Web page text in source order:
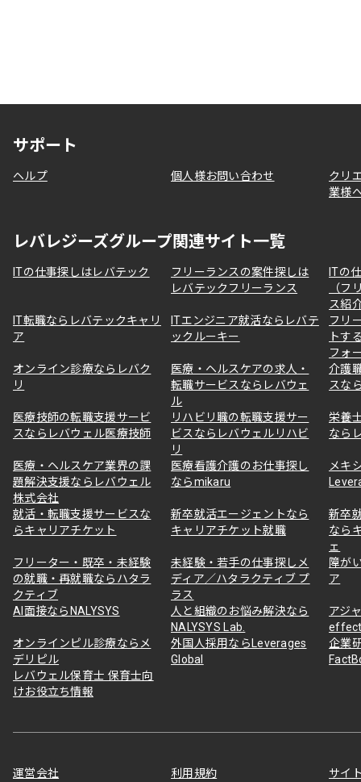
サポート
ヘルプ 個人様お問い合わせ
クリ
業様
レバレジーズグループ関連サイト一覧
ITの仕事探しはレバテック
フリーランスの案件探しは
レバテックフリーランス
ITの
（フ
ス紹
IT転職ならレバテックキャリ
ア
ITエンジニア就活ならレバテ
ックルーキー
フリ
トす
フォ
オンライン診療ならレバク
リ
医療・ヘルスケアの求人・
転職サービスならレバウェ
ル
介護
スな
医療技師の転職支援サービ
スならレバウェル医療技師
リハビリ職の転職支援サー
ビスならレバウェルリハビ
リ
栄養
なら
医療・ヘルスケア業界の課
題解決支援ならレバウェル
株式会社
医療看護介護のお仕事探し
ならmikaru
メキ
就活・転職支援サービスな
らキャリアチケット
新卒就活エージェントなら
キャリアチケット就職
新卒
なら
ェ
フリーター・既卒・未経験
の就職・再就職ならハタラ
クティブ
未経験・若手の仕事探しメ
ディア／ハタラクティブ プ
ラス
障が
ア
AI面接ならNALYSYS
人と組織のお悩み解決なら
NALYSYS Lab.
アジ
オンラインピル診療ならメ
デリピル
外国人採用ならLeverages
Global
企業
レバウェル保育士 保育士向
けお役立ち情報
運営会社 利用規約 サイ